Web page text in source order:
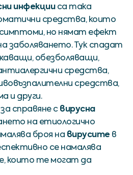
инфекцииса така
средства, които
но нямат ефект
заболяването. Тук спадат
обезболяващи,
средства,
средства,
и други.
справяне свирусна
на етиологично
броя на вирусите в
се намалява
които те могат да